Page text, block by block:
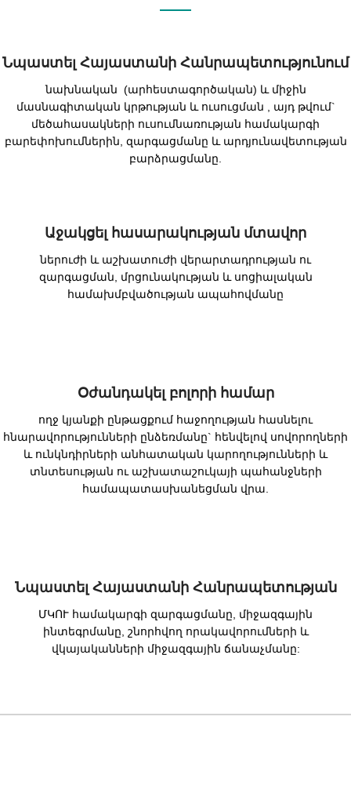
Նպաստել Հայաստանի Հանրապետությունում
նախնական (արհեստագործական) և միջին
մասնագիտական կրթության և ուսուցման , այդ թվում`
մեծահասակների ուսումնառության համակարգի
բարեփոխումներին, զարգացմանը և արդյունավետության
բարձրացմանը.
Աջակցել հասարակության մտավոր
ներուժի և աշխատուժի վերարտադրության ու
զարգացման, մրցունակության և սոցիալական
համախմբվածության ապահովմանը
Օժանդակել բոլորի համար
ողջ կյանքի ընթացքում հաջողության հասնելու
հնարավորությունների ընձեռմանը` հենվելով սովորողների
և ունկնդիրների անհատական կարողությունների և
տնտեսության ու աշխատաշուկայի պահանջների
համապատասխանեցման վրա.
Նպաստել Հայաստանի Հանրապետության
ՄԿՈՒ համակարգի զարգացմանը, միջազգային
ինտեգրմանը, շնորհվող որակավորումների և
վկայականների միջազգային ճանաչմանը: